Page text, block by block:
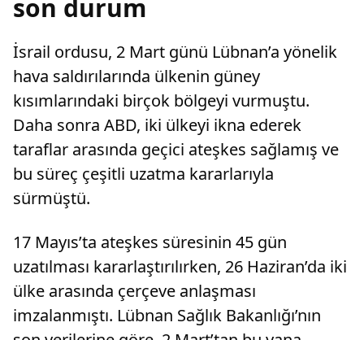
son durum
İsrail ordusu, 2 Mart günü Lübnan’a yönelik
hava saldırılarında ülkenin güney
kısımlarındaki birçok bölgeyi vurmuştu.
Daha sonra ABD, iki ülkeyi ikna ederek
taraflar arasında geçici ateşkes sağlamış ve
bu süreç çeşitli uzatma kararlarıyla
sürmüştü.
17 Mayıs’ta ateşkes süresinin 45 gün
uzatılması kararlaştırılırken, 26 Haziran’da iki
ülke arasında çerçeve anlaşması
imzalanmıştı. Lübnan Sağlık Bakanlığı’nın